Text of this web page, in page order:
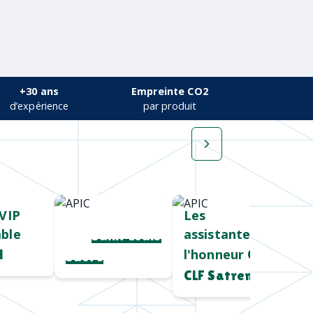
+30 ans
d’expérience
Empreinte CO2
par produit
Saint Louis
Sucre
Les
assistantes à
l'honneur Chez
CLF Satrem